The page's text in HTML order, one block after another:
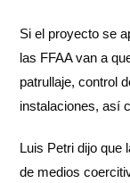
Si el proyecto se
las FFAA van a
patrullaje, control
instalaciones, así
Luis Petri dijo que
de medios